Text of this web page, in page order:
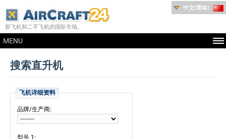
新飞机和二手飞机的国际市场。
MENU
中文(简体)
搜索直升机
飞机详细资料
品牌/生产商:
型号 1 :